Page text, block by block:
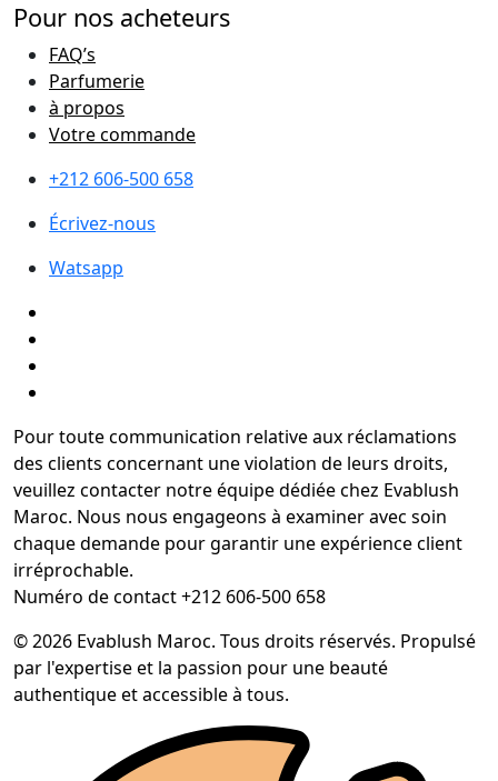
Pour nos acheteurs
FAQ’s
Parfumerie
à propos
Votre commande
+212 606-500 658
Écrivez-nous
Watsapp
Pour toute communication relative aux réclamations
des clients concernant une violation de leurs droits,
veuillez contacter notre équipe dédiée chez Evablush
Maroc. Nous nous engageons à examiner avec soin
chaque demande pour garantir une expérience client
irréprochable.
Numéro de contact +212 606-500 658
© 2026 Evablush Maroc. Tous droits réservés. Propulsé
par l'expertise et la passion pour une beauté
authentique et accessible à tous.